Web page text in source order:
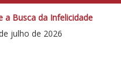
a Busca da Infelicidade
julho de 2026